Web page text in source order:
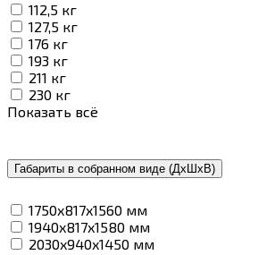
112,5 кг
127,5 кг
176 кг
193 кг
211 кг
230 кг
Показать всё
Габариты в собранном виде (ДxШxВ)
1750x817x1560 мм
1940x817x1580 мм
2030x940x1450 мм